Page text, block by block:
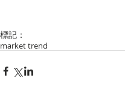
標記：
market trend